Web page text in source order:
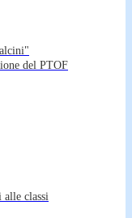
del PTOF
alle classi